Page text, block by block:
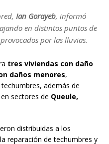
Ian Gorayeb, informó
en distintos puntos de
por las lluvias.
tres viviendas con daño
daños menores,
además de
sectores de Queule,
distribuidas a los
reparación de techumbres y